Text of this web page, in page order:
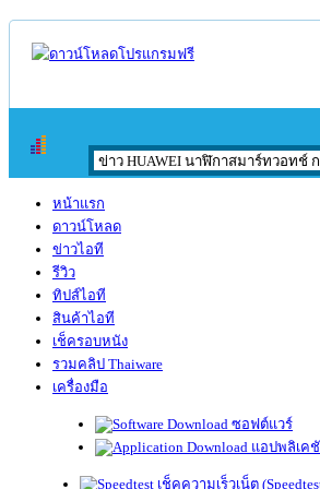
หน้าแรก
ดาวน์โหลด
ข่าวไอที
รีวิว
ทิปส์ไอที
สินค้าไอที
เช็ครอบหนัง
รวมคลิป Thaiware
เครื่องมือ
ซอฟต์แวร์
แอปพลิเค
เช็คความเร็วเน็ต